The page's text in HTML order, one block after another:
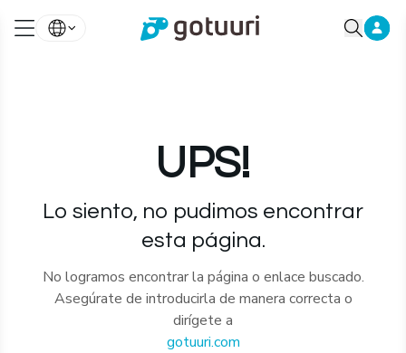
UPS!
Lo siento, no pudimos encontrar
esta página.
No logramos encontrar la página o enlace buscado.
Asegúrate de introducirla de manera correcta o
dirígete a
gotuuri.com